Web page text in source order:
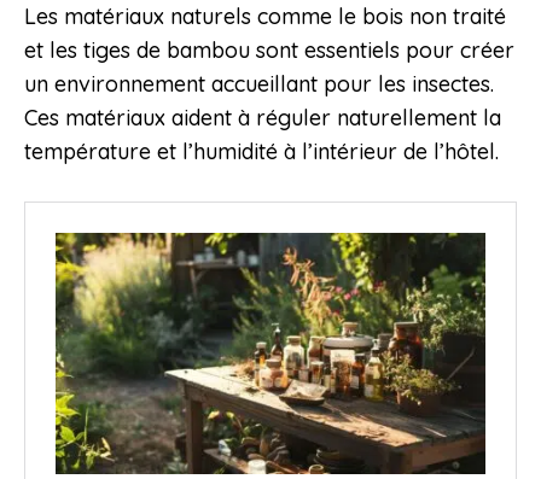
Les matériaux naturels comme le bois non traité
et les tiges de bambou sont essentiels pour créer
un environnement accueillant pour les insectes.
Ces matériaux aident à réguler naturellement la
température et l’humidité à l’intérieur de l’hôtel.